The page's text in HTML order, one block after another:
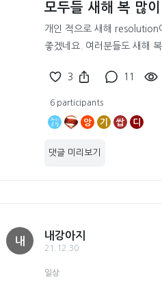
모두들 새해 복 많
개인 적으로 새해 resolution
좋겠네요. 여러분들도 새해
3 11
6 participants
앙 기 쌉 디
댓글 미리보기
내
내강아지
21.12.30
일상